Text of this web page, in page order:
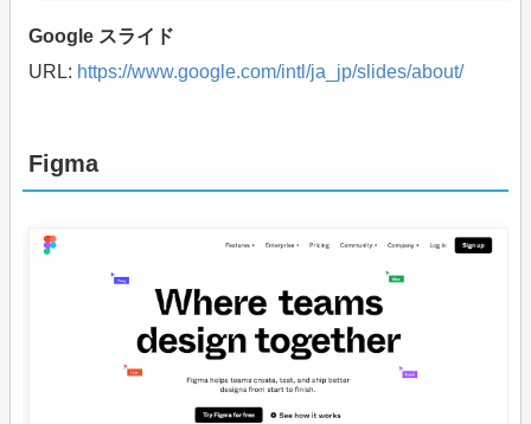
Google スライド
URL: https://www.google.com/intl/ja_jp/slides/about/
Figma